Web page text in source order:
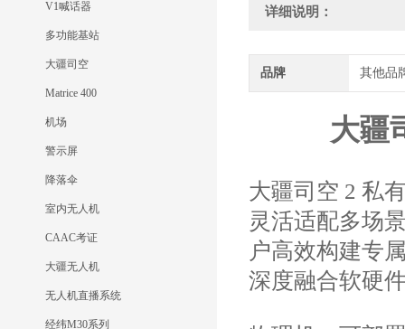
V1喊话器
多功能基站
大疆司空
Matrice 400
机场
警示屏
降落伞
室内无人机
CAAC考证
大疆无人机
无人机直播系统
经纬M30系列
详细说明：
品牌 其他品
大疆
大疆司空 2 私
灵活适配多场
户高效构建专
深度融合软硬